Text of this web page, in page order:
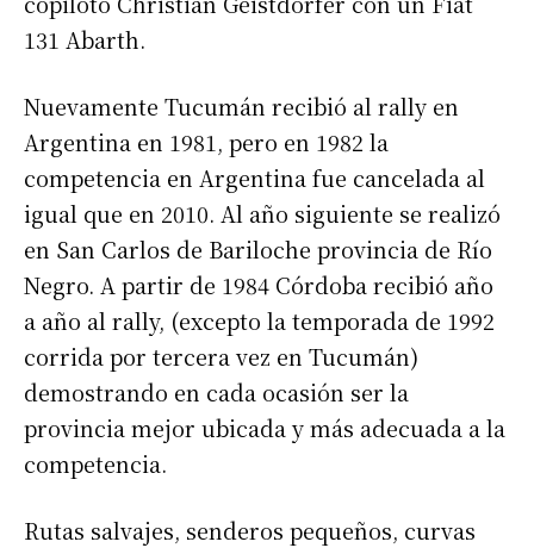
131 Abarth.
Nuevamente Tucumán recibió al rally en
Argentina en 1981, pero en 1982 la
competencia en Argentina fue cancelada al
igual que en 2010. Al año siguiente se realizó
en San Carlos de Bariloche provincia de Río
Negro. A partir de 1984 Córdoba recibió año
a año al rally, (excepto la temporada de 1992
corrida por tercera vez en Tucumán)
demostrando en cada ocasión ser la
provincia mejor ubicada y más adecuada a la
competencia.
Rutas salvajes, senderos pequeños, curvas